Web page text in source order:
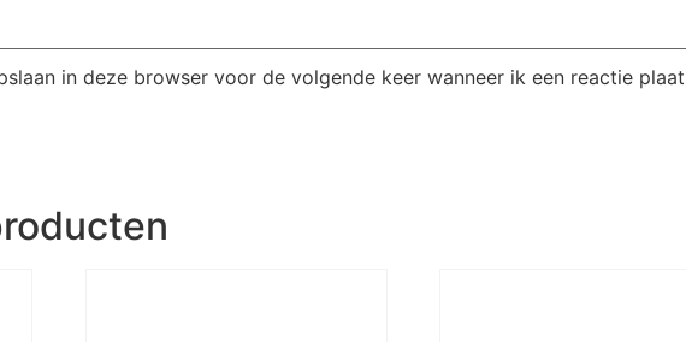
in deze browser voor de volgende keer wanneer ik een reactie